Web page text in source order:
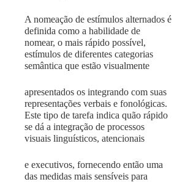
A nomeação de estímulos alternados é
de­finida como a habilidade de
nomear, o mais rápido possível,
estímulos de diferentes categorias
semântica que estão visualmente
apresentados os integrando com suas
representações verbais e fonológicas.
Este tipo de tarefa indica quão rápido
se dá a integração de processos
visuais linguísticos, atencionais
e executivos, fornecendo então uma
das medidas mais sensíveis para